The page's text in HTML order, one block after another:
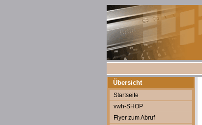
Übersicht
Startseite
vwh-SHOP
Flyer zum Abruf